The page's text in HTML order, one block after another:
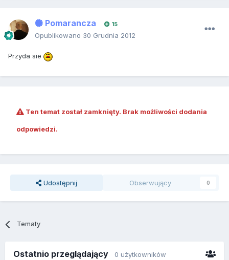
Pomarancza 15
Opublikowano 30 Grudnia 2012
Przyda sie
Ten temat został zamknięty. Brak możliwości dodania
odpowiedzi.
Udostępnij Obserwujący 0
Tematy
Ostatnio przeglądający 0 użytkowników